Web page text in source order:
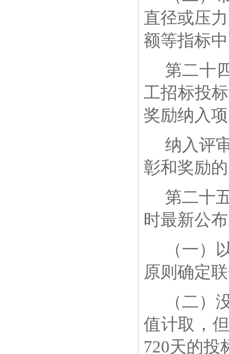
直径或压
额等指标
第二十
工招标投
奖励纳入
纳入评
彰和奖励
第二十
时最新公
（一）
原则确定
（二）
值计取，
720天的投